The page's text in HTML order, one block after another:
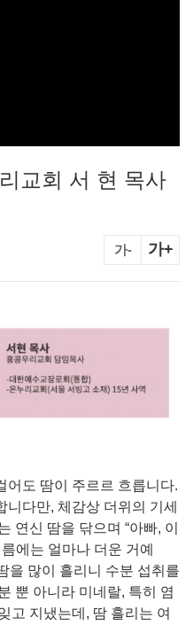
교회 서 현 목사
가- 가+
어도 땀이 주르르 흐릅니다.
다만, 체감상 더위의 기세
연신 땀을 닦으며 “아빠, 이
에는 얼마나 더운 거예
을 많이 흘리니 수분 섭취를
뿐 아니라 미네랄, 특히 염
고 지냈는데, 땀 흘리는 여